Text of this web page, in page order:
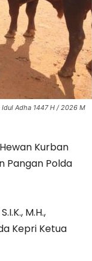
Idul Adha 1447 H / 2026 M
Kurban
Pangan Polda
M.H.,
Kepri Ketua